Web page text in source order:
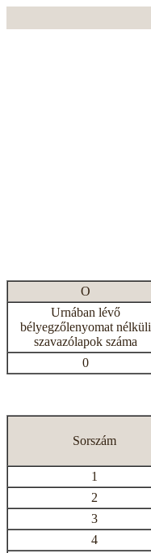
O
Urnában lévő
bélyegzőlenyomat nélküli
szavazólapok száma
0
Sorszám
1
2
3
4